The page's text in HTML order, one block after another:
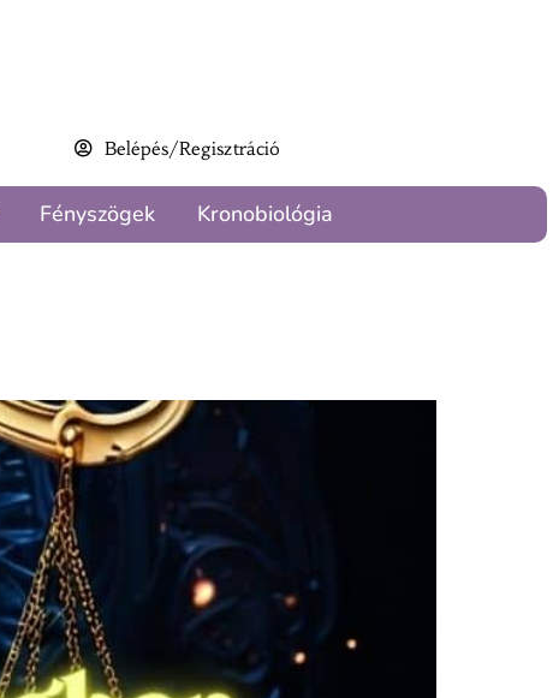
Belépés/Regisztráció
Fényszögek Kronobiológia